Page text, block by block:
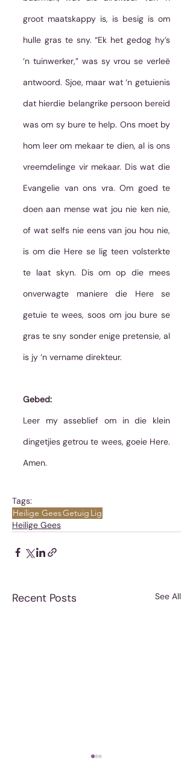
groot maatskappy is, is besig is om
hulle gras te sny. “Ek het gedog hy’s
‘n tuinwerker,” was sy vrou se verleë
antwoord. Sjoe, maar wat ‘n getuienis
dat hierdie belangrike persoon bereid
was om sy bure te help. Ons moet by
hom leer om mekaar te dien, al is ons
vreemdelinge vir mekaar. Dis wat die
Evangelie van ons vra. Om goed te
doen aan mense wat jou nie ken nie,
of wat selfs nie eens van jou hou nie,
is om die Here se lig teen volsterkte
te laat skyn. Dis om op die mees
onverwagte maniere die Here se
getuie te wees, soos om jou bure se
gras te sny sonder enige pretensie, al
is jy ‘n vername direkteur.
Gebed:
Leer my asseblief om in die klein
dingetjies getrou te wees, goeie Here.
Amen.
Tags:
Heilige GeesGetuig Lig
Heilige Gees
Recent Posts See All